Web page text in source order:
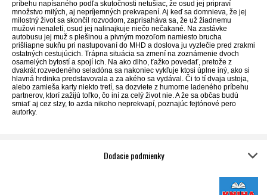
príbehu napísaného podľa skutočnosti netušiac, že osud jej pripraví
množstvo milých, aj nepríjemných prekvapení. Aj keď sa domnieva, že jej
milostný život sa skončil rozvodom, zaprisaháva sa, že už žiadnemu
mužovi nenaletí, osud jej nalinajkuje niečo nečakané. Na zastávke
autobusu jej muž s plešinou a pivným mozoľom namiesto brucha
prišliapne sukňu pri nastupovaní do MHD a doslova ju vyzlečie pred zrakmi
ostatných cestujúcich. Trápna situácia sa zmení na zoznámenie dvoch
osamelých bytostí a spojí ich. Na ako dlho, ťažko povedať, pretože z
dvakrát rozvedeného seladóna sa nakoniec vykľuje ktosi úplne iný, ako si
hlavná hrdinka predstavovala a za akého sa vydával. Či to tí dvaja ustoja,
alebo zamieša karty niekto tretí, sa dozviete z humorne ladeného príbehu
partnerov, ktorí zažijú toľko, čo iní za celý život nie. A že sa občas budú
smiať aj cez slzy, to azda nikoho neprekvapí, poznajúc fejtónové pero
autorky.
Dodacie podmienky